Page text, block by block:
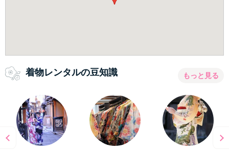
着物レンタルの豆知識 もっと見る